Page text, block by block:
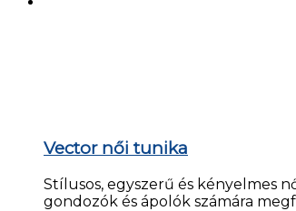
Vector női tunika
Stílusos, egyszerű és kényelmes
gondozók és ápolók számára